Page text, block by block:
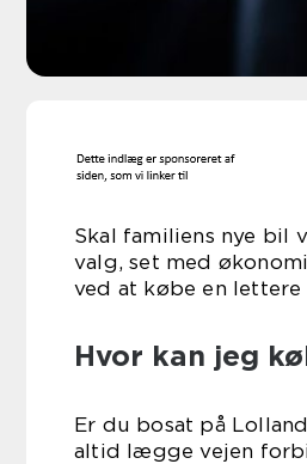
Skal familiens nye
valg, set med
ved at købe en
Hvor kan jeg
Er du bosat på
altid lægge vejen